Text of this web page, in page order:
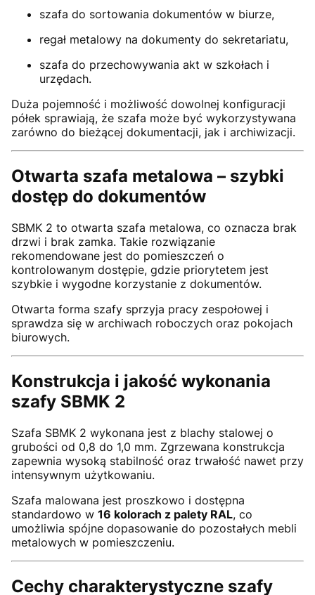
szafa do sortowania dokumentów w biurze,
regał metalowy na dokumenty do sekretariatu,
szafa do przechowywania akt w szkołach i
urzędach.
Duża pojemność i możliwość dowolnej konfiguracji
półek sprawiają, że szafa może być wykorzystywana
zarówno do bieżącej dokumentacji, jak i archiwizacji.
Otwarta szafa metalowa – szybki
dostęp do dokumentów
SBMK 2 to otwarta szafa metalowa, co oznacza brak
drzwi i brak zamka. Takie rozwiązanie
rekomendowane jest do pomieszczeń o
kontrolowanym dostępie, gdzie priorytetem jest
szybkie i wygodne korzystanie z dokumentów.
Otwarta forma szafy sprzyja pracy zespołowej i
sprawdza się w archiwach roboczych oraz pokojach
biurowych.
Konstrukcja i jakość wykonania
szafy SBMK 2
Szafa SBMK 2 wykonana jest z blachy stalowej o
grubości od 0,8 do 1,0 mm. Zgrzewana konstrukcja
zapewnia wysoką stabilność oraz trwałość nawet przy
intensywnym użytkowaniu.
Szafa malowana jest proszkowo i dostępna
standardowo w 16 kolorach z palety RAL, co
umożliwia spójne dopasowanie do pozostałych mebli
metalowych w pomieszczeniu.
Cechy charakterystyczne szafy